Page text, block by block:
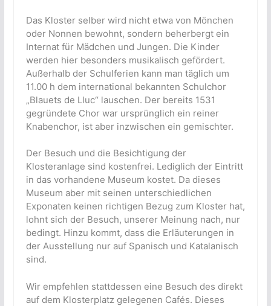
Das Kloster selber wird nicht etwa von Mönchen
oder Nonnen bewohnt, sondern beherbergt ein
Internat für Mädchen und Jungen. Die Kinder
werden hier besonders musikalisch gefördert.
Außerhalb der Schulferien kann man täglich um
11.00 h dem international bekannten Schulchor
„Blauets de Lluc“ lauschen. Der bereits 1531
gegründete Chor war ursprünglich ein reiner
Knabenchor, ist aber inzwischen ein gemischter.
Der Besuch und die Besichtigung der
Klosteranlage sind kostenfrei. Lediglich der Eintritt
in das vorhandene Museum kostet. Da dieses
Museum aber mit seinen unterschiedlichen
Exponaten keinen richtigen Bezug zum Kloster hat,
lohnt sich der Besuch, unserer Meinung nach, nur
bedingt. Hinzu kommt, dass die Erläuterungen in
der Ausstellung nur auf Spanisch und Katalanisch
sind.
Wir empfehlen stattdessen eine Besuch des direkt
auf dem Klosterplatz gelegenen Cafés. Dieses